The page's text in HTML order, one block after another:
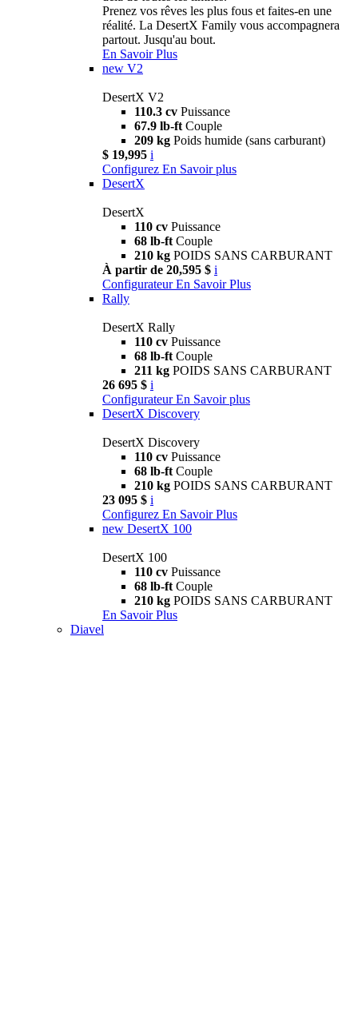
Prenez vos rêves les plus fous et faites-en une
réalité. La DesertX Family vous accompagnera
partout. Jusqu'au bout.
En Savoir Plus
new V2
DesertX V2
110.3 cv Puissance
67.9 lb-ft Couple
209 kg Poids humide (sans carburant)
$ 19,995 i
Configurez En Savoir plus
DesertX
DesertX
110 cv Puissance
68 lb-ft Couple
210 kg POIDS SANS CARBURANT
À partir de 20,595 $ i
Configurateur En Savoir Plus
Rally
DesertX Rally
110 cv Puissance
68 lb-ft Couple
211 kg POIDS SANS CARBURANT
26 695 $ i
Configurateur En Savoir plus
DesertX Discovery
DesertX Discovery
110 cv Puissance
68 lb-ft Couple
210 kg POIDS SANS CARBURANT
23 095 $ i
Configurez En Savoir Plus
new DesertX 100
DesertX 100
110 cv Puissance
68 lb-ft Couple
210 kg POIDS SANS CARBURANT
En Savoir Plus
Diavel